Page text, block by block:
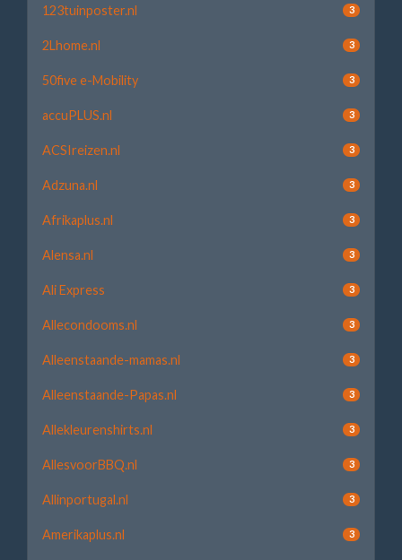
123tuinposter.nl 3
2Lhome.nl 3
50five e-Mobility 3
accuPLUS.nl 3
ACSIreizen.nl 3
Adzuna.nl 3
Afrikaplus.nl 3
Alensa.nl 3
Ali Express 3
Allecondooms.nl 3
Alleenstaande-mamas.nl 3
Alleenstaande-Papas.nl 3
Allekleurenshirts.nl 3
AllesvoorBBQ.nl 3
Allinportugal.nl 3
Amerikaplus.nl 3